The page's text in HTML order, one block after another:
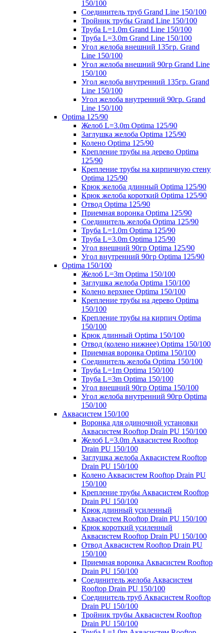
150/100
Соединитель труб Grand Line 150/100
Тройник трубы Grand Line 150/100
Труба L=1.0m Grand Line 150/100
Труба L=3.0m Grand Line 150/100
Угол желоба внешний 135гр. Grand
Line 150/100
Угол желоба внешний 90гр Grand Line
150/100
Угол желоба внутренний 135гр. Grand
Line 150/100
Угол желоба внутренний 90гр. Grand
Line 150/100
Optima 125/90
Желоб L=3.0m Optima 125/90
Заглушка желоба Optima 125/90
Колено Optima 125/90
Крепление трубы на дерево Optima
125/90
Крепление трубы на кирпичную стену
Optima 125/90
Крюк желоба длинный Optima 125/90
Крюк желоба короткий Optima 125/90
Отвод Optima 125/90
Приемная воронка Optima 125/90
Соединитель желоба Optima 125/90
Труба L=1.0m Optima 125/90
Труба L=3.0m Optima 125/90
Угол внешний 90гр Optima 125/90
Угол внутренний 90гр Optima 125/90
Optima 150/100
Желоб L=3m Optima 150/100
Заглушка желоба Optima 150/100
Колено верхнее Optima 150/100
Крепление трубы на дерево Optima
150/100
Крепление трубы на кирпич Optima
150/100
Крюк длинный Optima 150/100
Отвод (колено нижнее) Optima 150/100
Приемная воронка Optima 150/100
Соединитель желоба Optima 150/100
Труба L=1m Optima 150/100
Труба L=3m Optima 150/100
Угол внешний 90гр Optima 150/100
Угол желоба внутренний 90гр Optima
150/100
Аквасистем 150/100
Воронка для одиночной установки
Аквасистем Rooftop Drain PU 150/100
Желоб L=3.0m Аквасистем Rooftop
Drain PU 150/100
Заглушка желоба Аквасистем Rooftop
Drain PU 150/100
Колено Аквасистем Rooftop Drain PU
150/100
Крепление трубы Аквасистем Rooftop
Drain PU 150/100
Крюк длинный усиленный
Аквасистем Rooftop Drain PU 150/100
Крюк короткий усиленный
Аквасистем Rooftop Drain PU 150/100
Отвод Аквасистем Rooftop Drain PU
150/100
Приемная воронка Аквасистем Rooftop
Drain PU 150/100
Соединитель желоба Аквасистем
Rooftop Drain PU 150/100
Соединитель труб Аквасистем Rooftop
Drain PU 150/100
Тройник трубы Аквасистем Rooftop
Drain PU 150/100